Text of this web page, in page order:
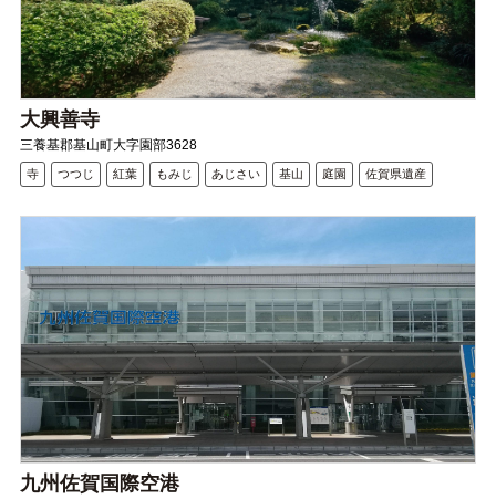
大興善寺
三養基郡基山町大字園部3628
寺 つつじ 紅葉 もみじ あじさい 基山 庭園 佐賀県遺産
九州佐賀国際空港